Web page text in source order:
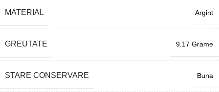
MATERIAL Argint
GREUTATE 9.17 Grame
STARE CONSERVARE Buna